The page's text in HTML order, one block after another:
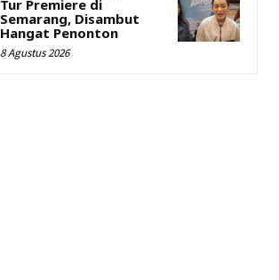
Tur Premiere di
Semarang, Disambut
Hangat Penonton
8 Agustus 2026